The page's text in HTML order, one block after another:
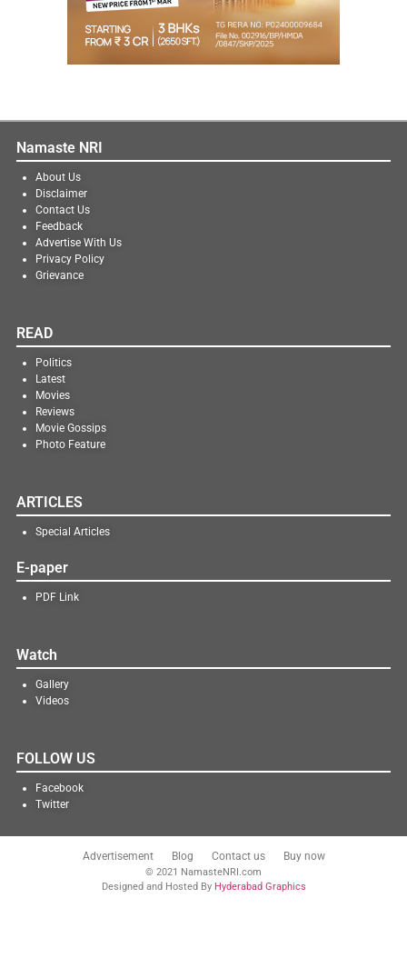
Namaste NRI
About Us
Disclaimer
Contact Us
Feedback
Advertise With Us
Privacy Policy
Grievance
READ
Politics
Latest
Movies
Reviews
Movie Gossips
Photo Feature
ARTICLES
Special Articles
E-paper
PDF Link
Watch
Gallery
Videos
FOLLOW US
Facebook
Twitter
Advertisement Blog Contact us Buy now
© 2021 NamasteNRI.com
Designed and Hosted By Hyderabad Graphics